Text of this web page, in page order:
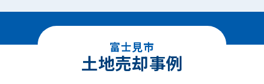
富士見市
土地売却事例